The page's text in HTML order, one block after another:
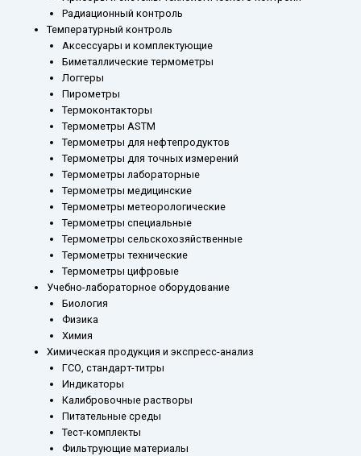
Радиационный контроль
Температурный контроль
Аксессуары и комплектующие
Биметаллические термометры
Логгеры
Пирометры
Термоконтакторы
Термометры ASTM
Термометры для нефтепродуктов
Термометры для точных измерений
Термометры лабораторные
Термометры медицинские
Термометры метеорологические
Термометры специальные
Термометры сельскохозяйственные
Термометры технические
Термометры цифровые
Учебно-лабораторное оборудование
Биология
Физика
Химия
Химическая продукция и экспресс-анализ
ГСО, стандарт-титры
Индикаторы
Калибровочные растворы
Питательные среды
Тест-комплекты
Фильтрующие материалы